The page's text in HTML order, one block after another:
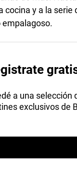
cocina y a la serie
a una selección
exclusivos de